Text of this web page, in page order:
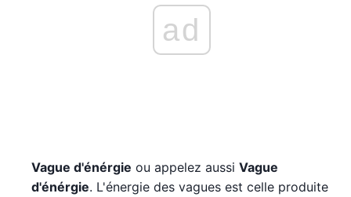
ad
Vague d'énérgie ou appelez aussi Vague
d'énérgie. L'énergie des vagues est celle produite